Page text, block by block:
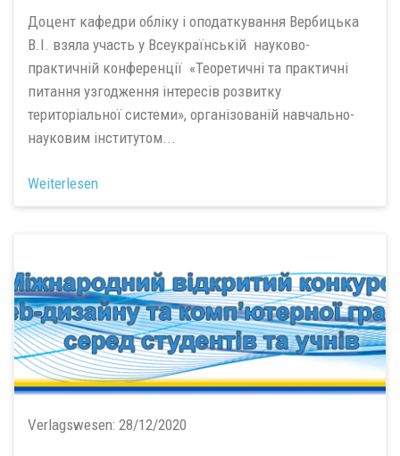
Доцент кафедри обліку і оподаткування Вербицька
В.І. взяла участь у Всеукраїнській науково-
практичній конференції «Теоретичні та практичні
питання узгодження інтересів розвитку
територіальної системи», організованій навчально-
науковим інститутом...
Weiterlesen
Verlagswesen: 28/12/2020